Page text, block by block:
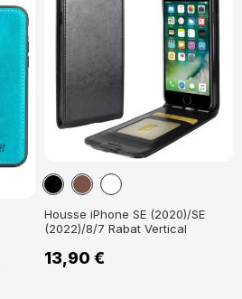
NoirMarron
Blanc
Housse iPhone SE (2020)/SE
(2022)/8/7 Rabat Vertical
13,90 €